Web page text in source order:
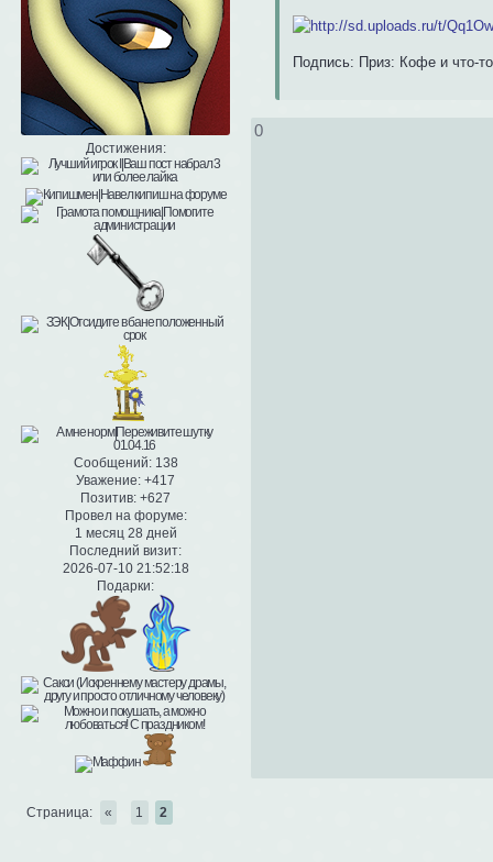
Достижения:
Сообщений:138
Уважение: +417
Позитив: +627
Провел на форуме:
1 месяц 28 дней
Последний визит:
2026-07-10 21:52:18
Подарки:
Подпись: Приз: Кофе и что-
0
Страница: « 1 2